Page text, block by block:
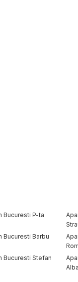
Bucuresti P-ta
Bucuresti Barbu
Bucuresti Stefan